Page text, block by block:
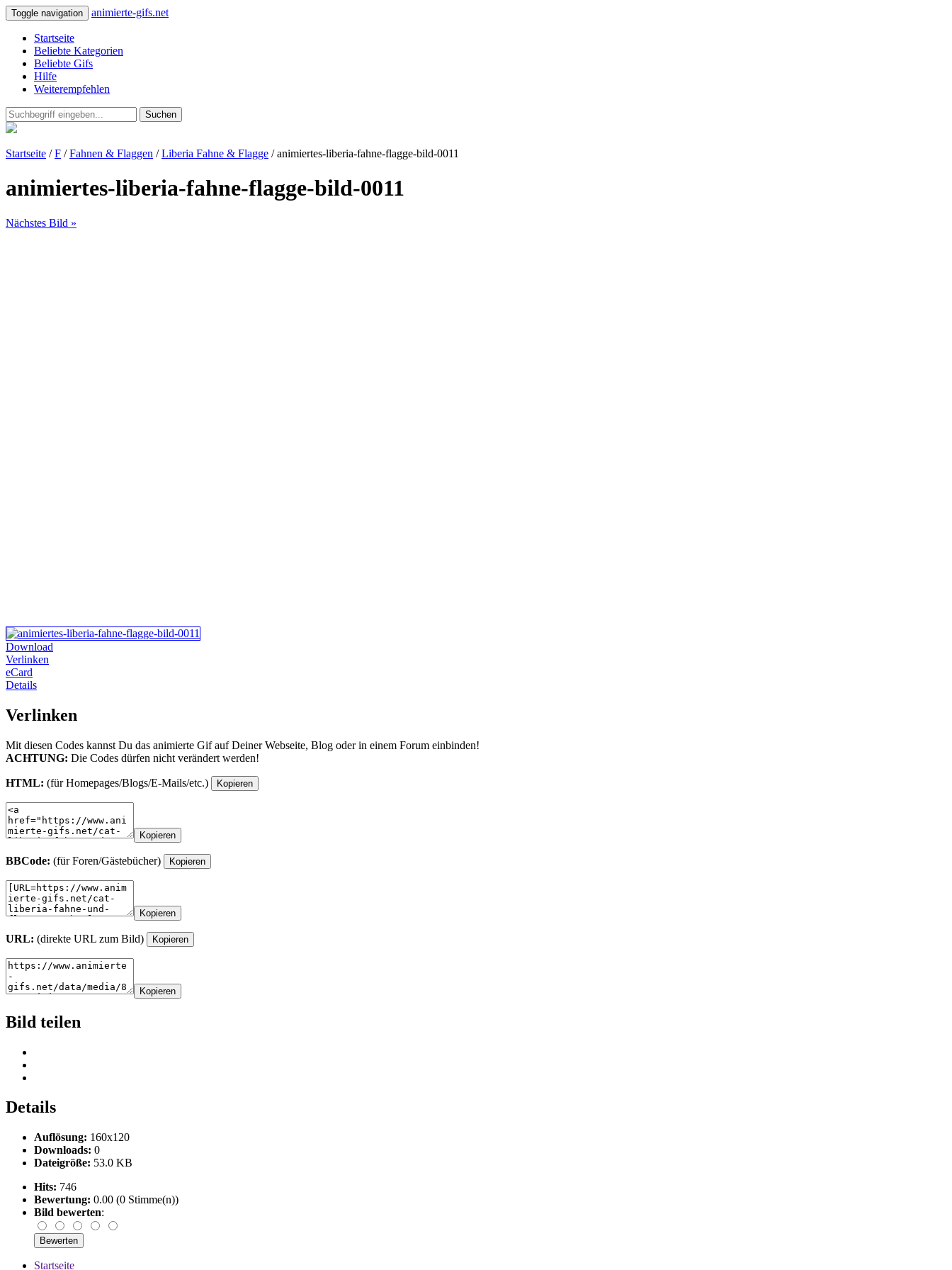
Toggle navigation animierte-gifs.net
Startseite
Beliebte Kategorien
Beliebte Gifs
Hilfe
Weiterempfehlen
Suchen
Startseite /F /Fahnen & Flaggen /Liberia Fahne & Flagge / animiertes-liberia-fahne-flagge-bild-0011
animiertes-liberia-fahne-flagge-bild-0011
Nächstes Bild »
Download
Verlinken
eCard
Details
Verlinken
Mit diesen Codes kannst Du das animierte Gif auf Deiner Webseite, Blog oder in einem Forum einbinden!
ACHTUNG: Die Codes dürfen nicht verändert werden!
HTML: (für Homepages/Blogs/E-Mails/etc.) Kopieren
Kopieren
BBCode: (für Foren/Gästebücher) Kopieren
Kopieren
URL: (direkte URL zum Bild) Kopieren
Kopieren
Bild teilen
Details
Auflösung: 160x120
Downloads: 0
Dateigröße: 53.0 KB
Hits: 746
Bewertung: 0.00 (0 Stimme(n))
Bild bewerten:
Startseite